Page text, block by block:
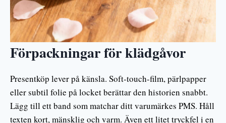
Förpackningar för klädgåvor
Presentköp lever på känsla. Soft-touch-film, pärlpapper
eller subtil folie på locket berättar den historien snabbt.
Lägg till ett band som matchar ditt varumärkes PMS. Håll
texten kort, mänsklig och varm. Även ett litet tryckfel i en